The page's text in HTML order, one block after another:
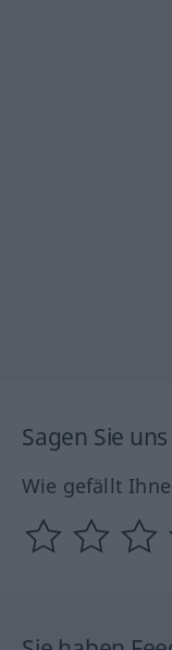
Sagen Sie
Wie gefällt